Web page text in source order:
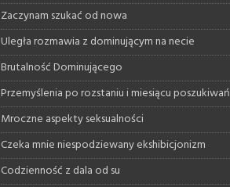
Zaczynam szukać od nowa
Uległa rozmawia z dominującym na necie
Brutalność Dominującego
Przemyślenia po rozstaniu i miesiącu poszukiwań
Mroczne aspekty seksualności
Czeka mnie niespodziewany ekshibicjonizm
Codzienność z dala od su